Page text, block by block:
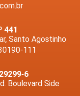
441
Santo Agostinho
111
6
Boulevard Side